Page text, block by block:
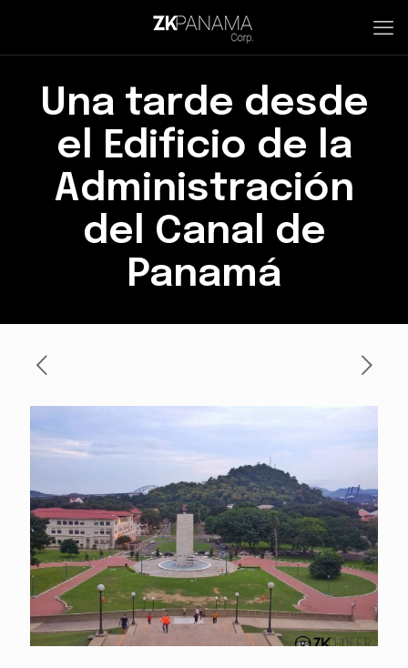
Una tarde desde
el Edificio de la
Administración
del Canal de
Panamá